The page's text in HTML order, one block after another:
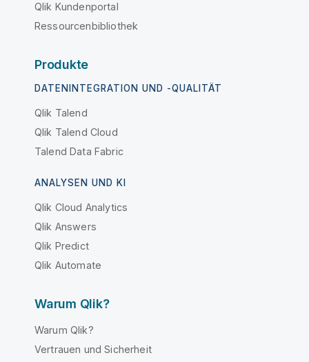
Qlik Kundenportal
Ressourcenbibliothek
Produkte
DATENINTEGRATION UND -QUALITÄT
Qlik Talend
Qlik Talend Cloud
Talend Data Fabric
ANALYSEN UND KI
Qlik Cloud Analytics
Qlik Answers
Qlik Predict
Qlik Automate
Warum Qlik?
Warum Qlik?
Vertrauen und Sicherheit